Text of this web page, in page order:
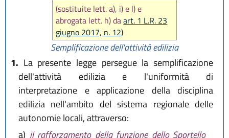
(sostituite lett. a), i) e l) e
abrogata lett. h) daart. 1 L.R. 23
giugno 2017, n. 12)
Semplificazione dell'attività edilizia
1. La presente legge persegue la semplificazione
dell'attività edilizia e l'uniformità di
interpretazione e applicazione della disciplina
edilizia nell'ambito del sistema regionale delle
autonomie locali, attraverso:
a) il rafforzamento della funzione dello Sportello